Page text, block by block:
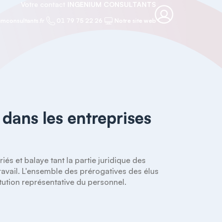
INGENIUM CONSULTANTS
01 79 75 22 26 Notre site web
les entreprises
et balaye tant la partie juridique des
L'ensemble des prérogatives des élus
représentative du personnel.